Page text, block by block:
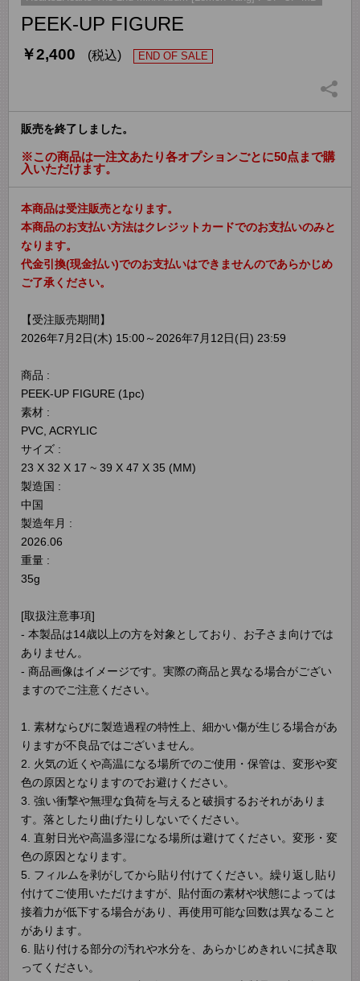
PEEK-UP FIGURE
￥2,400 (税込) END OF SALE
販売を終了しました。
※この商品は一注文あたり各オプションごとに50点まで購
入いただけます。
本商品は受注販売となります。
本商品のお支払い方法はクレジットカードでのお支払いのみと
なります。
代金引換(現金払い)でのお支払いはできませんのであらかじめ
ご了承ください。
【受注販売期間】
2026年7月2日(木) 15:00～2026年7月12日(日) 23:59
商品 :
PEEK-UP FIGURE (1pc)
素材 :
PVC, ACRYLIC
サイズ :
23 X 32 X 17 ~ 39 X 47 X 35 (MM)
製造国 :
中国
製造年月 :
2026.06
重量 :
35g
[取扱注意事項]
- 本製品は14歳以上の方を対象としており、お子さま向けでは
ありません。
- 商品画像はイメージです。実際の商品と異なる場合がござい
ますのでご注意ください。
1. 素材ならびに製造過程の特性上、細かい傷が生じる場合があ
りますが不良品ではございません。
2. 火気の近くや高温になる場所でのご使用・保管は、変形や変
色の原因となりますのでお避けください。
3. 強い衝撃や無理な負荷を与えると破損するおそれがありま
す。落としたり曲げたりしないでください。
4. 直射日光や高温多湿になる場所は避けてください。変形・変
色の原因となります。
5. フィルムを剥がしてから貼り付けてください。繰り返し貼り
付けてご使用いただけますが、貼付面の素材や状態によっては
接着力が低下する場合があり、再使用可能な回数は異なること
があります。
6. 貼り付ける部分の汚れや水分を、あらかじめきれいに拭き取
ってください。